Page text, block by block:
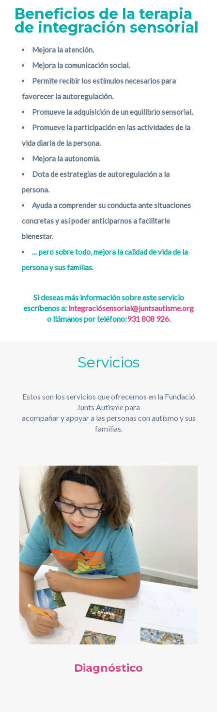
Beneficios de la terapia
de integración sensorial
Mejora la atención.
Mejora la comunicación social.
Permite recibir los estímulos necesarios para
favorecer la autoregulación.
Promueve la adquisición de un equilibrio sensorial.
Promueve la participación en las actividades de la
vida diaria de la persona.
Mejora la autonomía.
Dota de estrategias de autoregulación a la
persona.
Ayuda a comprender su conducta ante situaciones
concretas y así poder anticiparnos a facilitarle
bienestar.
… pero sobre todo, mejora la calidad de vida de la
persona y sus familias.
Si deseas más información sobre este servicio
escríbenos a: integraciósensorial@juntsautisme.org
o llámanos por teléfono:931 808 926.
Servicios
Estos son los servicios que ofrecemos en la Fundació
Junts Autisme para
acompañar y apoyar a las personas con autismo y sus
familias.
Diagnóstico